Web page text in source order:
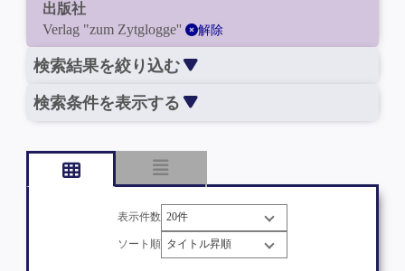
出版社
Verlag "zum Zytglogge''
解除
検索結果を絞り込む
検索条件を表示する
表示件数
ソート順